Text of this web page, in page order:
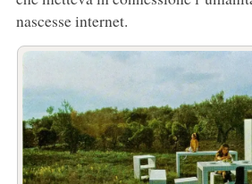
nascesse internet.